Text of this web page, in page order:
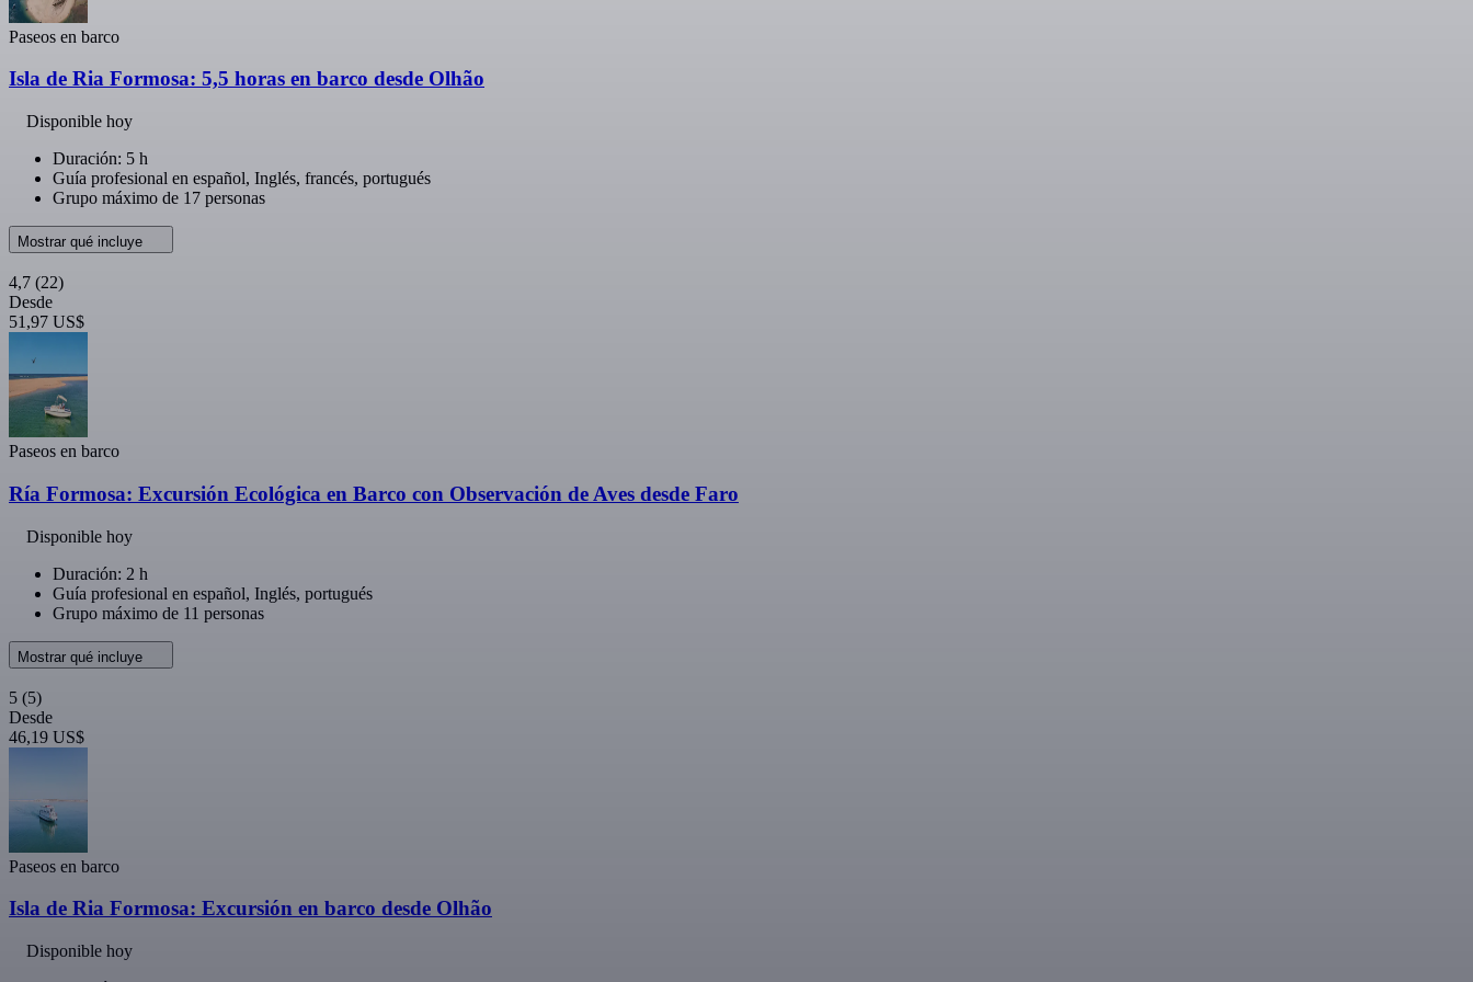
Paseos en barco
Isla de Ria Formosa: 5,5 horas en barco desde Olhão
Disponible hoy
Duración: 5 h
Guía profesional en español, Inglés, francés, portugués
Grupo máximo de 17 personas
Mostrar qué incluye
4,7 (22)
Desde
51,97 US$
Paseos en barco
Ría Formosa: Excursión Ecológica en Barco con Observación de Aves desde Faro
Disponible hoy
Duración: 2 h
Guía profesional en español, Inglés, portugués
Grupo máximo de 11 personas
Mostrar qué incluye
5 (5)
Desde
46,19 US$
Paseos en barco
Isla de Ria Formosa: Excursión en barco desde Olhão
Disponible hoy